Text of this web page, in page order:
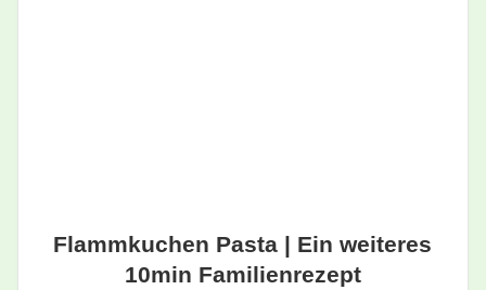
Flammkuchen Pasta | Ein weiteres
10min Familienrezept